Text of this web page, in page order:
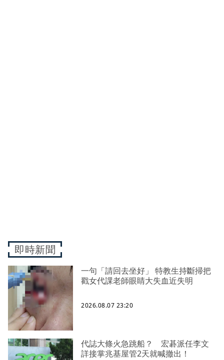
即時新聞
一句「請回去坐好」 特教生持斷掃把
戳女代課老師眼睛大失血近失明
2026.08.07 23:20
代誌大條火急跳船？ 宏碁派任李文
詳接掌兆基屋管2天就喊撤出！